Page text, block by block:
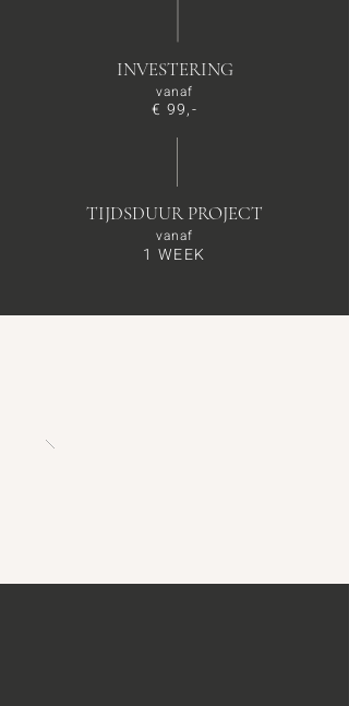
INVESTERING
vanaf
€ 99,-
TIJDSDUUR PROJECT
vanaf
1 WEEK